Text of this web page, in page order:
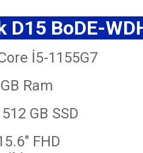
D15 BoDE-
İ5-1155G7
Ram
512 GB SSD
FHD